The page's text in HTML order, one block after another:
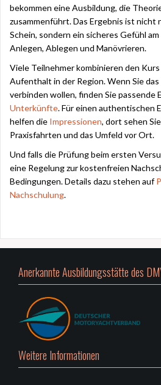
bekommen eine Ausbildung, die
zusammenführt. Das Ergebnis ist nicht
Schein, sondern ein sicheres Gefühl
Anlegen, Ablegen und Manövrieren.
Viele Teilnehmer kombinieren den
Aufenthalt in der Region. Wenn Sie
verbinden wollen, finden Sie passende
Unterkünfte. Für einen authentischen
helfen die Impressionen, dort sehen
Praxisfahrten und das Umfeld vor Ort.
Und falls die Prüfung beim ersten
eine Regelung zur kostenfreien
Bedingungen. Details dazu stehen auf
Nachschulung.
Anerkannte Ausbildungsstätte des
Weitere Informationen